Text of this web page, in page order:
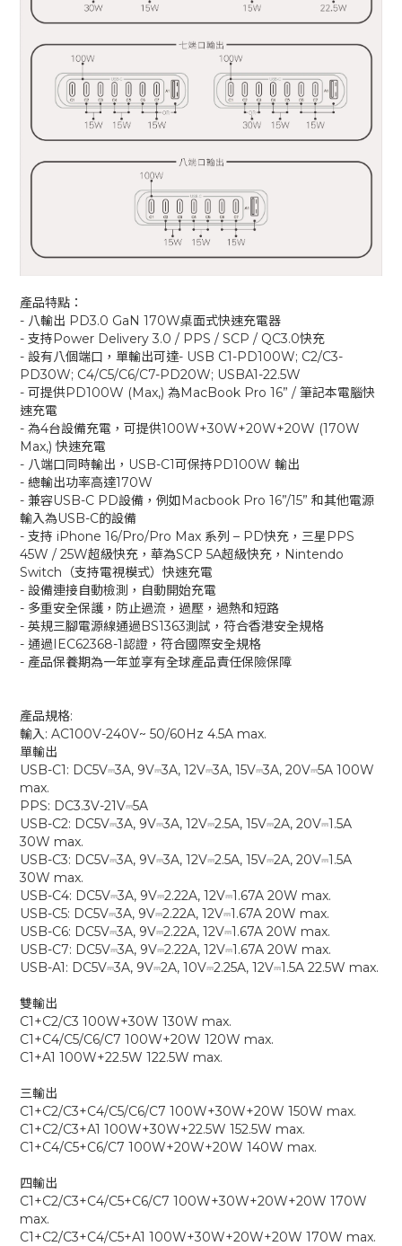
產品特點：
- 八輸出 PD3.0 GaN 170W桌面式快速充電器
- 支持Power Delivery 3.0 / PPS / SCP / QC3.0快充
- 設有八個端口，單輸出可達- USB C1-PD100W; C2/C3-
PD30W; C4/C5/C6/C7-PD20W; USBA1-22.5W
- 可提供PD100W (Max,) 為MacBook Pro 16” / 筆記本電腦快
速充電
- 為4台設備充電，可提供100W+30W+20W+20W (170W
Max,) 快速充電
- 八端口同時輸出，USB-C1可保持PD100W 輸出
- 總輸出功率高達170W
- 兼容USB-C PD設備，例如Macbook Pro 16”/15” 和其他電源
輸入為USB-C的設備
- 支持 iPhone 16/Pro/Pro Max 系列 – PD快充，三星PPS
45W / 25W超級快充，華為SCP 5A超級快充，Nintendo
Switch（支持電視模式）快速充電
- 設備連接自動檢測，自動開始充電
- 多重安全保護，防止過流，過壓，過熱和短路
- 英規三腳電源線通過BS1363測試，符合香港安全規格
- 通過IEC62368-1認證，符合國際安全規格
- 產品保養期為一年並享有全球產品責任保險保障
產品規格:
輸入: AC100V-240V~ 50/60Hz 4.5A max.
單輸出
USB-C1: DC5V⎓3A, 9V⎓3A, 12V⎓3A, 15V⎓3A, 20V⎓5A 100W
max.
PPS: DC3.3V-21V⎓5A
USB-C2: DC5V⎓3A, 9V⎓3A, 12V⎓2.5A, 15V⎓2A, 20V⎓1.5A
30W max.
USB-C3: DC5V⎓3A, 9V⎓3A, 12V⎓2.5A, 15V⎓2A, 20V⎓1.5A
30W max.
USB-C4: DC5V⎓3A, 9V⎓2.22A, 12V⎓1.67A 20W max.
USB-C5: DC5V⎓3A, 9V⎓2.22A, 12V⎓1.67A 20W max.
USB-C6: DC5V⎓3A, 9V⎓2.22A, 12V⎓1.67A 20W max.
USB-C7: DC5V⎓3A, 9V⎓2.22A, 12V⎓1.67A 20W max.
USB-A1: DC5V⎓3A, 9V⎓2A, 10V⎓2.25A, 12V⎓1.5A 22.5W max.
雙輸出
C1+C2/C3 100W+30W 130W max.
C1+C4/C5/C6/C7 100W+20W 120W max.
C1+A1 100W+22.5W 122.5W max.
三輸出
C1+C2/C3+C4/C5/C6/C7 100W+30W+20W 150W max.
C1+C2/C3+A1 100W+30W+22.5W 152.5W max.
C1+C4/C5+C6/C7 100W+20W+20W 140W max.
四輸出
C1+C2/C3+C4/C5+C6/C7 100W+30W+20W+20W 170W
max.
C1+C2/C3+C4/C5+A1 100W+30W+20W+20W 170W max.